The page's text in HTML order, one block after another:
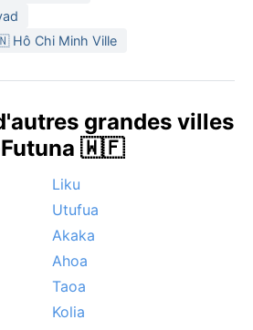
Chi Minh Ville
grandes villes
🇼🇫
Liku
Utufua
Akaka
Ahoa
Taoa
Kolia